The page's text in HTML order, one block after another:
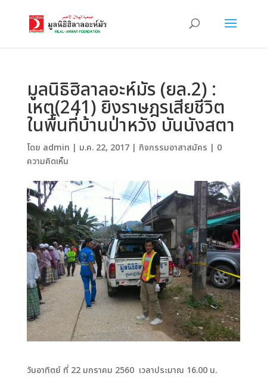
มูลนิธิฮิลาลอะห์มัร (ยล.2) :
เหตุ(241) ยิงราษฎรเสียชีวิต
ในพื้นที่บ้านป่าหวัง บันนังสตา
โดย admin | ม.ค. 22, 2017| กิจกรรมอาสาสมัคร | 0
ความคิดเห็น
วันอาทิตย์ ที่ 22 มกราคม 2560 เวลาประมาณ 16.00 น.